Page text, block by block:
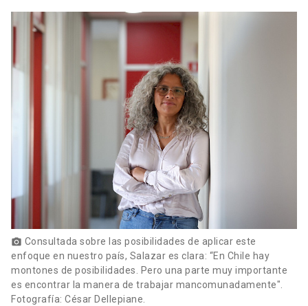
Alumni launch
Vecinos launch
Mi Portal UC
Biblioteca launch
photo_camera Consultada sobre las posibilidades de aplicar este
enfoque en nuestro país, Salazar es clara: “En Chile hay
montones de posibilidades. Pero una parte muy importante
es encontrar la manera de trabajar mancomunadamente".
Fotografía: César Dellepiane.